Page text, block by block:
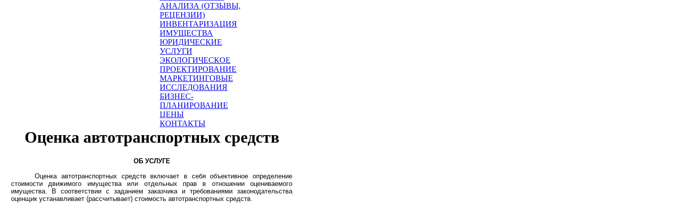
АНАЛИЗА (ОТЗЫВЫ,
РЕЦЕНЗИИ)
ИНВЕНТАРИЗАЦИЯ
ИМУЩЕСТВА
ЮРИДИЧЕСКИЕ
УСЛУГИ
ЭКОЛОГИЧЕСКОЕ
ПРОЕКТИРОВАНИЕ
МАРКЕТИНГОВЫЕ
ИССЛЕДОВАНИЯ
БИЗНЕС-
ПЛАНИРОВАНИЕ
ЦЕНЫ
КОНТАКТЫ
Оценка автотранспортных средств
ОБ УСЛУГЕ
Оценка автотранспортных средств включает в себя объективное определение
стоимости движимого имущества или отдельных прав в отношении оцениваемого
имущества. В соответствии с заданием заказчика и требованиями законодательства
оценщик устанавливает (рассчитывает) стоимость автотранспортных средств.